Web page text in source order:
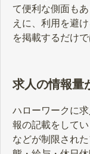
て便利な側面も
えに、利用を避
を掲載するだけ
求人の情報量
ハローワークに
報の記載をして
などが制限され